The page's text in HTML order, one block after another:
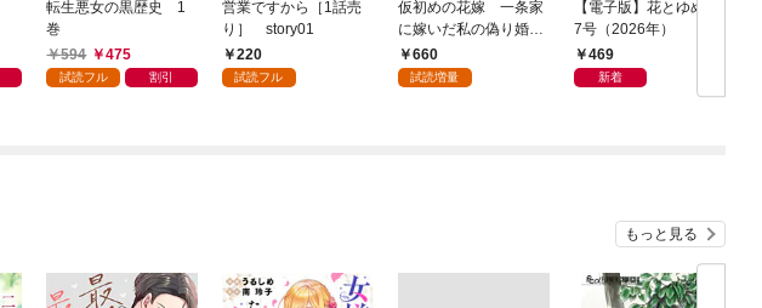
転生悪女の黒歴史 1
巻
594
475
試読フル 割引
営業ですから［1話売
り］ story01
220
試読フル
仮初めの花嫁 一条家
に嫁いだ私の偽り婚姻
譚【おまけ描き下ろし
付き】 1巻
660
試読増量
【電子版】花とゆめ 1
7号（2026年）
469
新着
もっと見る